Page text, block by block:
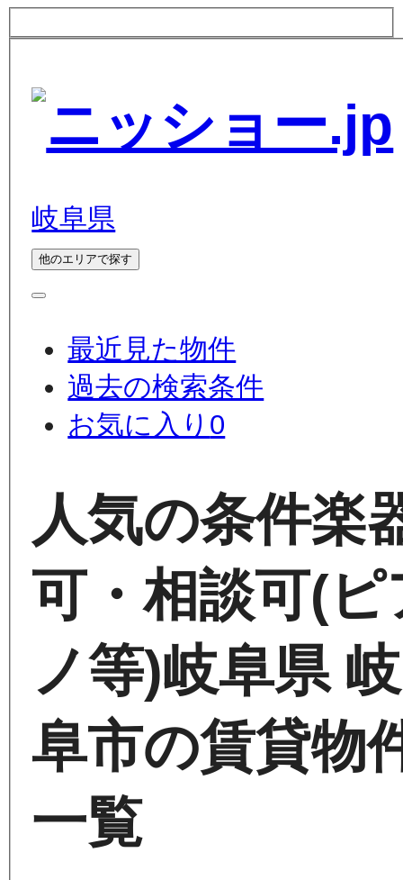
岐阜県
他のエリアで探す
最近見た物件
過去の検索条件
お気に入り 0
人気の条件楽
可・相談可(ピ
ノ等)岐阜県 岐
阜市の賃貸物
一覧